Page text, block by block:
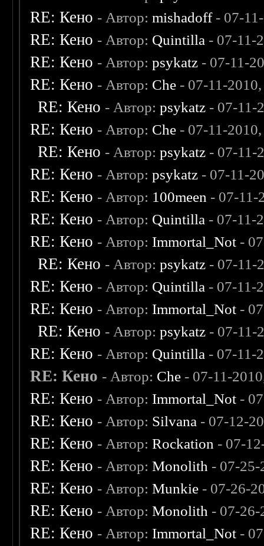
RE: Кено - Автор:mishadoff- 07-
RE: Кено - Автор: Quintilla - 07-11-
RE: Кено - Автор:psykatz - 07-11-
RE: Кено - Автор: Che - 07-11-
RE: Кено - Автор:psykatz - 07-11-
RE: Кено - Автор: Che - 07-11-
RE: Кено - Автор:psykatz - 07-11-
RE: Кено - Автор:psykatz - 07-11-
RE: Кено - Автор: 100meen - 07-11-
RE: Кено - Автор: Quintilla - 07-11-
RE: Кено - Автор: Immortal_Not -
RE: Кено - Автор:psykatz - 07-11-
RE: Кено - Автор: Quintilla - 07-11-
RE: Кено - Автор: Immortal_Not -
RE: Кено - Автор:psykatz - 07-11-
RE: Кено - Автор: Quintilla - 07-11-
RE: Кено - Автор: Che - 07-11-
RE: Кено - Автор: Immortal_Not -
RE: Кено - Автор: Silvana - 07-12-
RE: Кено - Автор:Rockation - 07-
RE: Кено - Автор:Monolith - 07-
RE: Кено - Автор:Munkie - 07-26-
RE: Кено - Автор:Monolith - 07-
RE: Кено - Автор: Immortal_Not -